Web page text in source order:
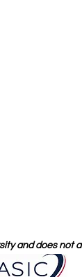
and does